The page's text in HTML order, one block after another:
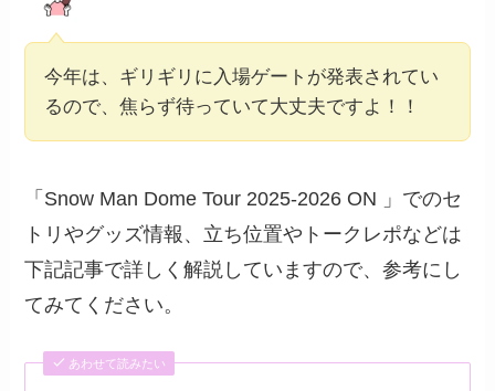
今年は、ギリギリに入場ゲートが発表されてい
るので、焦らず待っていて大丈夫ですよ！！
「Snow Man Dome Tour 2025-2026 ON 」でのセ
トリやグッズ情報、立ち位置やトークレポなどは
下記記事で詳しく解説していますので、参考にし
てみてください。
あわせて読みたい